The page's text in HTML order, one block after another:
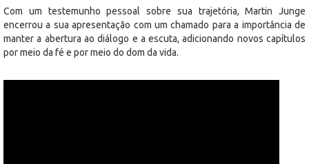
Com um testemunho pessoal sobre sua trajetória, Martin Junge
encerrou a sua apresentação com um chamado para a importância de
manter a abertura ao diálogo e a escuta, adicionando novos capítulos
por meio da fé e por meio do dom da vida.